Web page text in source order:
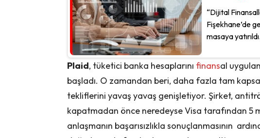
“Dijital
Fişekhane’de
masaya
Plaid, tüketici banka hesaplarını finansal
başladı. O zamandan beri, daha fazla tam
tekliflerini yavaş yavaş genişletiyor. Şirket,
kapatmadan önce neredeyse Visa tarafından 5
anlaşmanın başarısızlıkla sonuçlanmasının